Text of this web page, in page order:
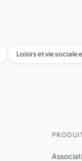
Loisirs et vie sociale